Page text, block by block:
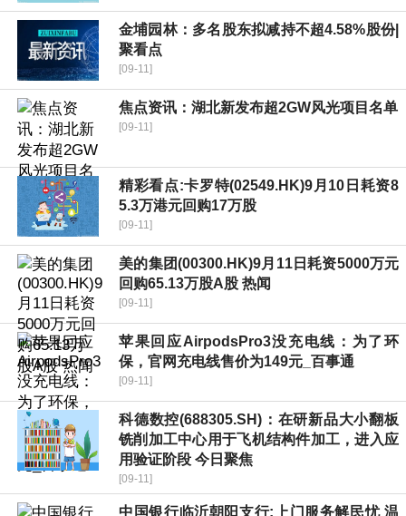
金埔园林：多名股东拟减持不超4.58%股份|
聚看点
[09-11]
焦点资讯：湖北新发布超2GW风光项目名单
[09-11]
精彩看点:卡罗特(02549.HK)9月10日耗资8
5.3万港元回购17万股
[09-11]
美的集团(00300.HK)9月11日耗资5000万元
回购65.13万股A股 热闻
[09-11]
苹果回应AirpodsPro3没充电线：为了环
保，官网充电线售价为149元_百事通
[09-11]
科德数控(688305.SH)：在研新品大小翻板
铣削加工中心用于飞机结构件加工，进入应
用验证阶段 今日聚焦
[09-11]
中国银行临沂朝阳支行:上门服务解民忧 温